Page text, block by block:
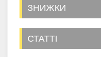
ЗНИЖКИ
СТАТТІ